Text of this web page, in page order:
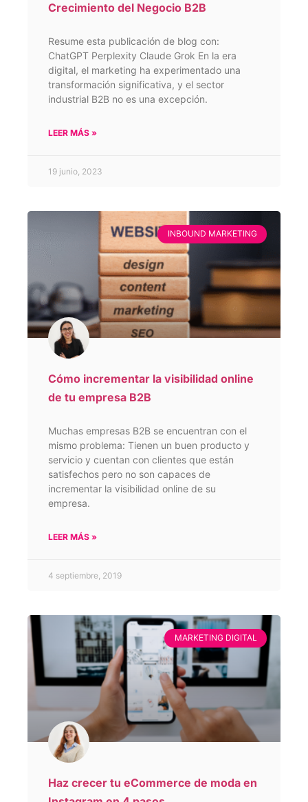
Crecimiento del Negocio B2B
Resume esta publicación de blog con:
ChatGPT Perplexity Claude Grok En la era
digital, el marketing ha experimentado una
transformación significativa, y el sector
industrial B2B no es una excepción.
LEER MÁS »
19 junio, 2023
INBOUND MARKETING
Cómo incrementar la visibilidad online
de tu empresa B2B
Muchas empresas B2B se encuentran con el
mismo problema: Tienen un buen producto y
servicio y cuentan con clientes que están
satisfechos pero no son capaces de
incrementar la visibilidad online de su
empresa.
LEER MÁS »
4 septiembre, 2019
MARKETING DIGITAL
Haz crecer tu eCommerce de moda en